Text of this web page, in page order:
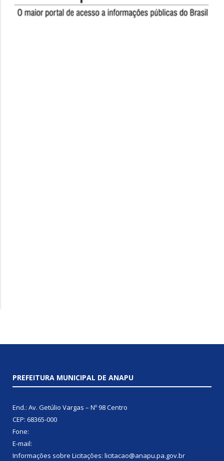
PREFEITURA MUNICIPAL DE ANAPU
End.: Av. Getúlio Vargas – Nº 98 Centro
CEP: 68365-000
Fone:
E-mail:
Informações sobre Licitações: licitacao@anapu.pa.gov.br